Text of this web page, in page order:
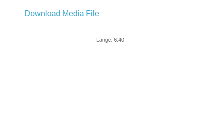
Download Media File
Länge: 6:40